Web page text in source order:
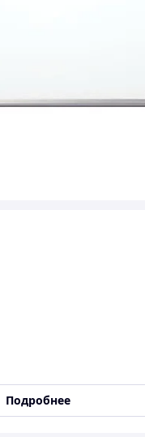
,Для
помещений
Подробнее